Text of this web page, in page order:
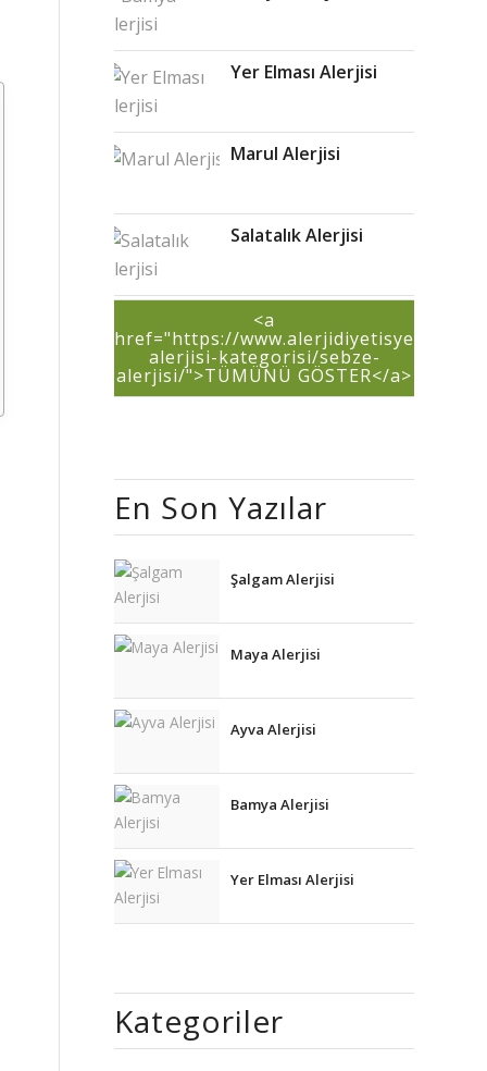
discussion?
contribute!
Ad
*
E-
*
İnternet
sitesi
için adım, e-
site adresim
bu tarayıcıya
kaydedilsin.
Yer Elması Alerjisi
Marul Alerjisi
Salatalık Alerjisi
<a
href="https://www.alerjidiyetisyeni.com/
alerjisi-kategorisi/sebze-
alerjisi/">TÜMÜNÜ GÖSTER</a>
En Son Yazılar
Şalgam Alerjisi
Maya Alerjisi
Ayva Alerjisi
Bamya Alerjisi
Yer Elması Alerjisi
Kategoriler